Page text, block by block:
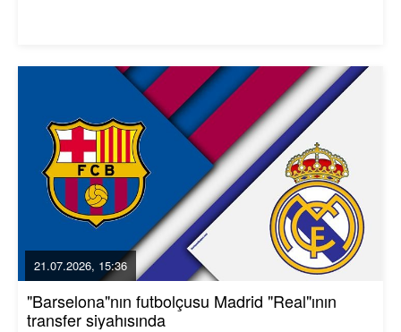
21.07.2026, 15:36
"Barselona"nın futbolçusu Madrid "Real"ının
transfer siyahısında